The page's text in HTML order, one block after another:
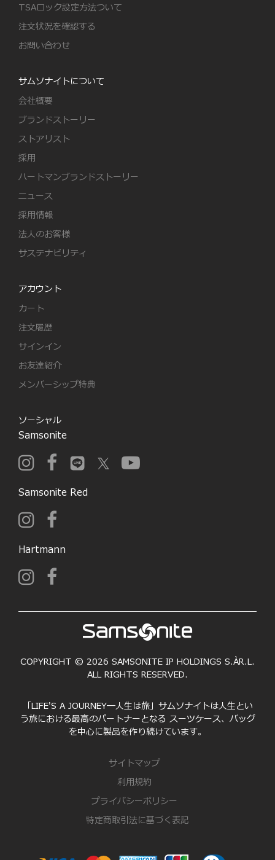
TSAロック設定方法ついて
注文状況を確認する
お問い合わせ
サムソナイトについて
会社概要
ブランドストーリー
ストアリスト
採用
ハートマンブランドストーリー
ニュース
採用情報
法人のお客様
サステナビリティ
アカウント
カート
注文履歴
サインイン
お友達紹介
メンバーシップ特典
ソーシャル
Samsonite
Samsonite Red
Hartmann
COPYRIGHT © 2026 SAMSONITE IP HOLDINGS S.ÀR.L.
ALL RIGHTS RESERVED.
「LIFE'S A JOURNEY―人生は旅」サムソナイトは人生とい
う旅における最高のパートナーとなる スーツケース、バッグ
を中心に製品を作り続けています。
サイトマップ
利用規約
プライバシーポリシー
特定商取引法に基づく表記